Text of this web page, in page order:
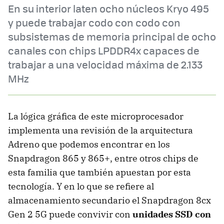
En su interior laten ocho núcleos Kryo 495
y puede trabajar codo con codo con
subsistemas de memoria principal de ocho
canales con chips LPDDR4x capaces de
trabajar a una velocidad máxima de 2.133
MHz
La lógica gráfica de este microprocesador
implementa una revisión de la arquitectura
Adreno que podemos encontrar en los
Snapdragon 865 y 865+, entre otros chips de
esta familia que también apuestan por esta
tecnología. Y en lo que se refiere al
almacenamiento secundario el Snapdragon 8cx
Gen 2 5G puede convivir con unidades SSD con